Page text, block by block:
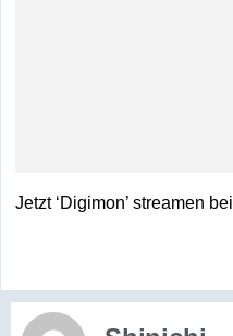
Jetzt ‘Digimon’ streamen bei